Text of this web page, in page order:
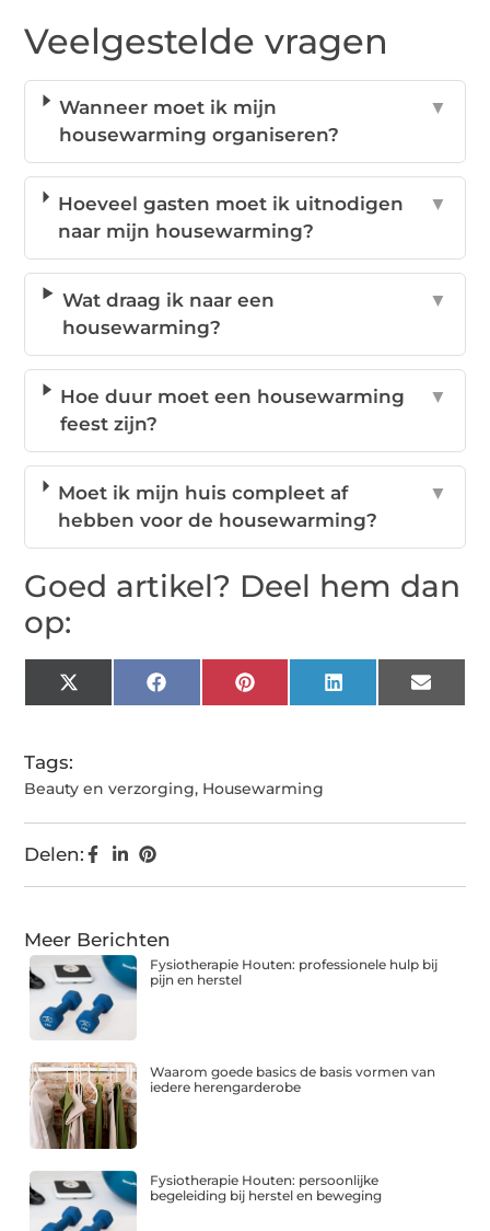
Veelgestelde vragen
Wanneer moet ik mijn
housewarming organiseren?
▼
Hoeveel gasten moet ik uitnodigen
naar mijn housewarming?
▼
Wat draag ik naar een
housewarming?
▼
Hoe duur moet een housewarming
feest zijn?
▼
Moet ik mijn huis compleet af
hebben voor de housewarming?
▼
Goed artikel? Deel hem dan
op:
X
(Twitter)
FacebookPinterestLinkedIn Email
Tags:
Beauty en verzorging, Housewarming
Delen:
Meer Berichten
Fysiotherapie Houten: professionele hulp bij
pijn en herstel
Waarom goede basics de basis vormen van
iedere herengarderobe
Fysiotherapie Houten: persoonlijke
begeleiding bij herstel en beweging